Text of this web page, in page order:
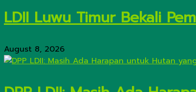
LDII Luwu Timur Bekali
August 8, 2026